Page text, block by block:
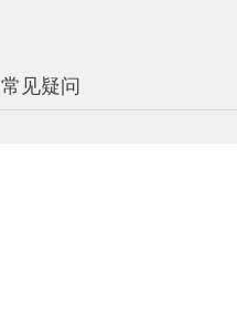
常见疑问